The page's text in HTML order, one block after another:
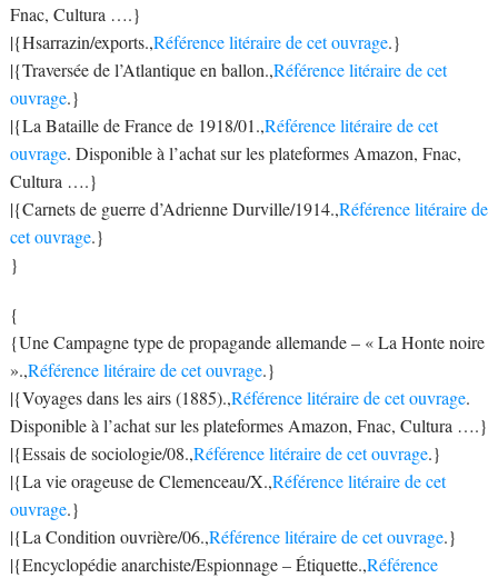
Fnac, Cultura ….}
|{Hsarrazin/exports.,Référence litéraire de cet ouvrage.}
|{Traversée de l’Atlantique en ballon.,Référence litéraire de cet
ouvrage.}
|{La Bataille de France de 1918/01.,Référence litéraire de cet
ouvrage. Disponible à l’achat sur les plateformes Amazon, Fnac,
Cultura ….}
|{Carnets de guerre d’Adrienne Durville/1914.,Référence litéraire de
cet ouvrage.}
}
{
{Une Campagne type de propagande allemande – « La Honte noire
».,Référence litéraire de cet ouvrage.}
|{Voyages dans les airs (1885).,Référence litéraire de cet ouvrage.
Disponible à l’achat sur les plateformes Amazon, Fnac, Cultura ….}
|{Essais de sociologie/08.,Référence litéraire de cet ouvrage.}
|{La vie orageuse de Clemenceau/X.,Référence litéraire de cet
ouvrage.}
|{La Condition ouvrière/06.,Référence litéraire de cet ouvrage.}
|{Encyclopédie anarchiste/Espionnage – Étiquette.,Référence